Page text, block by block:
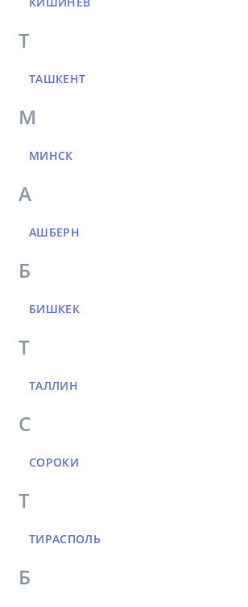
Т
ТАШКЕНТ
М
МИНСК
А
АШБЕРН
Б
БИШКЕК
Т
ТАЛЛИН
С
СОРОКИ
Т
ТИРАСПОЛЬ
Б